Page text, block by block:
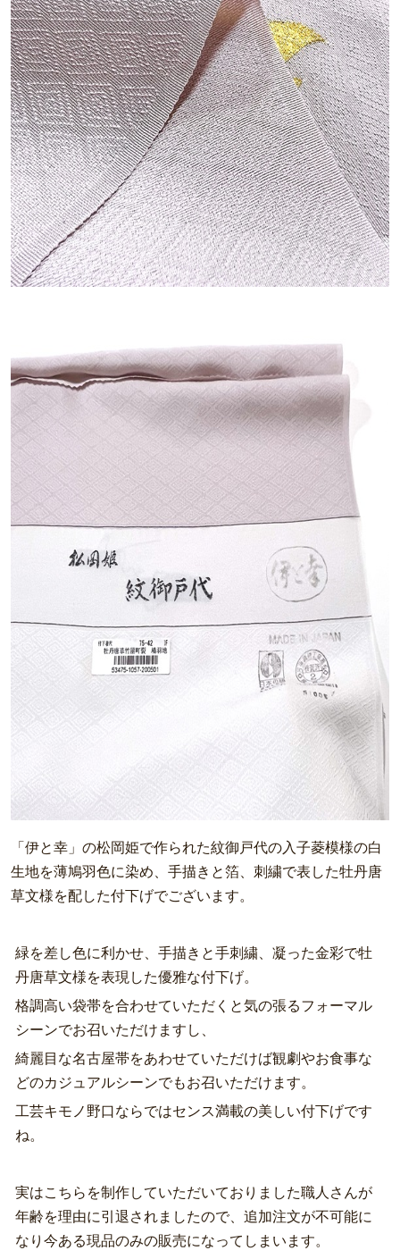
「伊と幸」の松岡姫で作られた紋御戸代の入子菱模様の白
生地を薄鳩羽色に染め、手描きと箔、刺繍で表した牡丹唐
草文様を配した付下げでございます。
緑を差し色に利かせ、手描きと手刺繍、凝った金彩で牡
丹唐草文様を表現した優雅な付下げ。
格調高い袋帯を合わせていただくと気の張るフォーマル
シーンでお召いただけますし、
綺麗目な名古屋帯をあわせていただけば観劇やお食事な
どのカジュアルシーンでもお召いただけます。
工芸キモノ野口ならではセンス満載の美しい付下げです
ね。
実はこちらを制作していただいておりました職人さんが
年齢を理由に引退されましたので、追加注文が不可能に
なり今ある現品のみの販売になってしまいます。